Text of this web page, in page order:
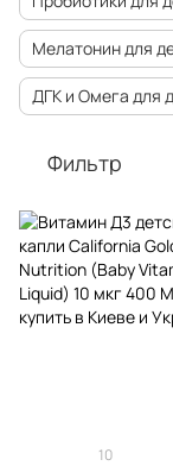
Мелатонин для
ДГК и Омега для
Фильтр
10